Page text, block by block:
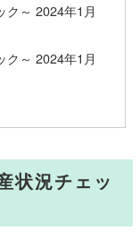
ク～ 2024年1月
ク～ 2024年1月
状況チェッ